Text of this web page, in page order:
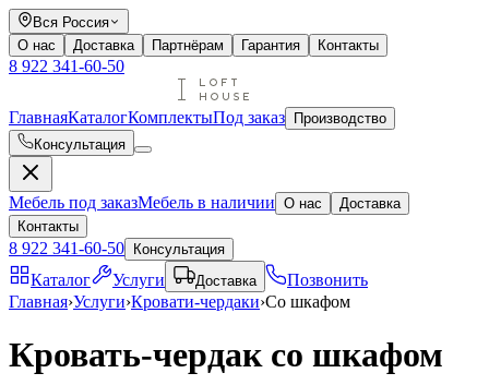
Вся Россия
О нас
Доставка Партнёрам Гарантия Контакты
8 922 341-60-50
ГлавнаяКаталогКомплектыПод заказ
Производство
Консультация
Мебель под заказМебель в наличии О нас
Доставка
Контакты
8 922 341-60-50 Консультация
Каталог Услуги Доставка
Позвонить
Главная›Услуги›Кровати-чердаки›Со шкафом
Кровать-чердак со шкафом